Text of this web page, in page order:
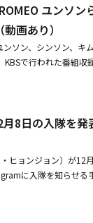
てもカッコいい女性
港出身のエルキー、
：少女祭典」に出
らわずか11日で1位
4月20日デビューデビ
披露してきたOH
として紹介し、同曲
CDTVライブ!ライブ!
のうさ耳ダンスが
年齢17.7歳のボーイ
年にFTISLANDのイ
ユンソ
画あり）
ソン、シンソン、
で行われた番組収
に挑戦今後の目標を
月8日の入隊を
ヒョンジョン）が12
に入隊を知らせ
の応援の中、元気に